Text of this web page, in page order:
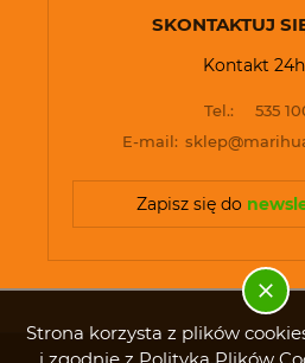
Strona korzysta z plików
SKONTAKTUJ
Kontakt
Tel.:
535
E-mail:
Zapisz się do